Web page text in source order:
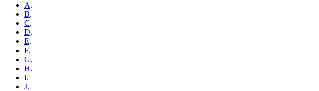
A.
B.
C.
D.
E.
F.
G.
H.
I.
J.